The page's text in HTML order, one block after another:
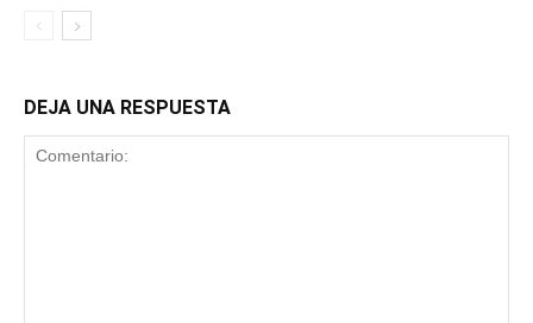
DEJA UNA RESPUESTA